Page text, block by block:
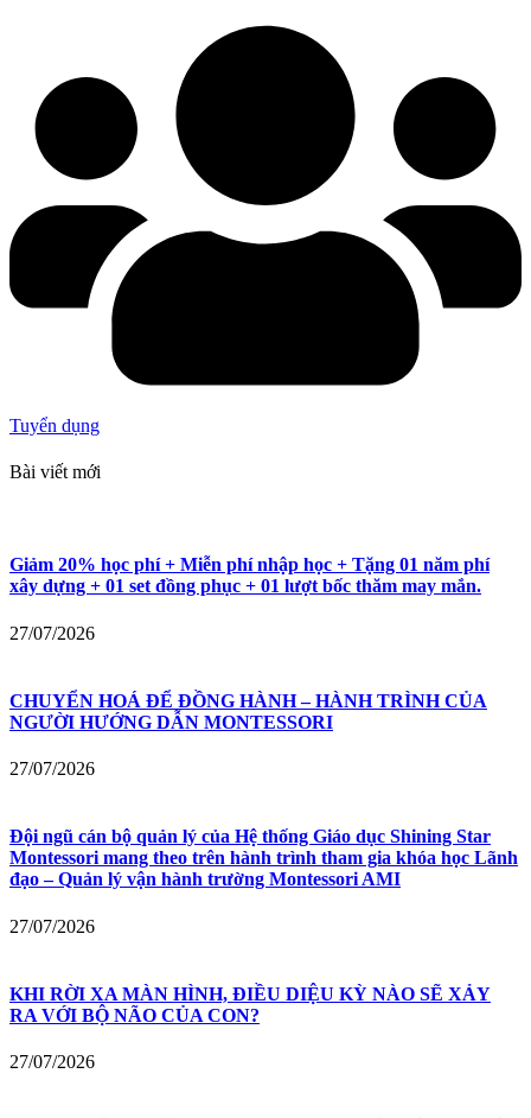
Tuyển dụng
Bài viết mới
Giảm 20% học phí + Miễn phí nhập học + Tặng 01 năm phí
xây dựng + 01 set đồng phục + 01 lượt bốc thăm may mắn.
27/07/2026
CHUYỂN HOÁ ĐỂ ĐỒNG HÀNH – HÀNH TRÌNH CỦA
NGƯỜI HƯỚNG DẪN MONTESSORI
27/07/2026
Đội ngũ cán bộ quản lý của Hệ thống Giáo dục Shining Star
Montessori mang theo trên hành trình tham gia khóa học Lãnh
đạo – Quản lý vận hành trường Montessori AMI
27/07/2026
KHI RỜI XA MÀN HÌNH, ĐIỀU DIỆU KỲ NÀO SẼ XẢY
RA VỚI BỘ NÃO CỦA CON?
27/07/2026